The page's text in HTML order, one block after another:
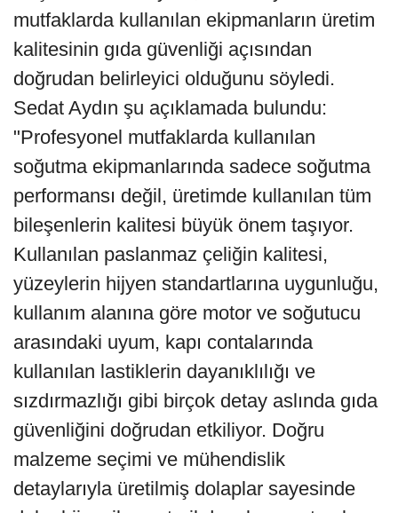
mutfaklarda kullanılan ekipmanların üretim
kalitesinin gıda güvenliği açısından
doğrudan belirleyici olduğunu söyledi.
Sedat Aydın şu açıklamada bulundu:
"Profesyonel mutfaklarda kullanılan
soğutma ekipmanlarında sadece soğutma
performansı değil, üretimde kullanılan tüm
bileşenlerin kalitesi büyük önem taşıyor.
Kullanılan paslanmaz çeliğin kalitesi,
yüzeylerin hijyen standartlarına uygunluğu,
kullanım alanına göre motor ve soğutucu
arasındaki uyum, kapı contalarında
kullanılan lastiklerin dayanıklılığı ve
sızdırmazlığı gibi birçok detay aslında gıda
güvenliğini doğrudan etkiliyor. Doğru
malzeme seçimi ve mühendislik
detaylarıyla üretilmiş dolaplar sayesinde